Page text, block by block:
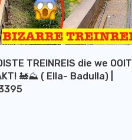
TREINREIS die we OOIT
🚂⛰️ ( Ella- Badulla) |